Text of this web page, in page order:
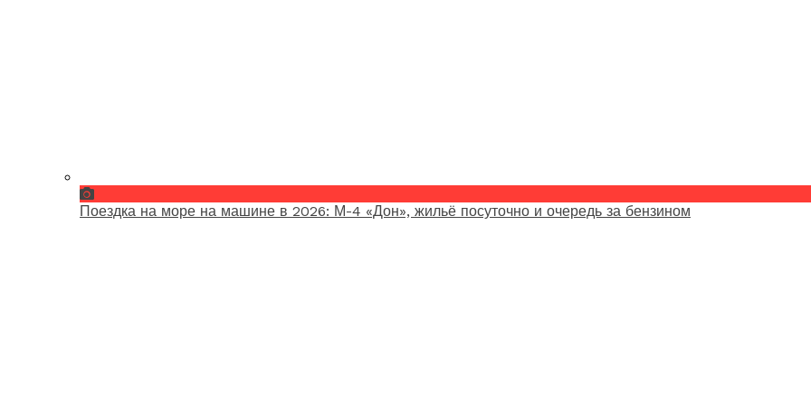
Поездка на море на машине в 2026: М-4 «Дон», жильё посуточно и очередь за бензином